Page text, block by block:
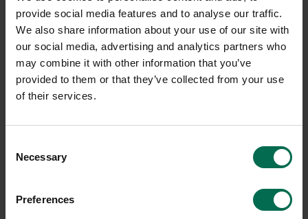
provide social media features and to analyse our traffic.
We also share information about your use of our site with
our social media, advertising and analytics partners who
may combine it with other information that you’ve
provided to them or that they’ve collected from your use
of their services.
Selection
Necessary
Preferences
-20%
Konferensstol AAC123 Soft